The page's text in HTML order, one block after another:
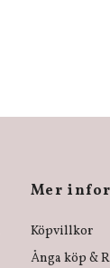
Mer
Köpvillkor
Ånga köp &